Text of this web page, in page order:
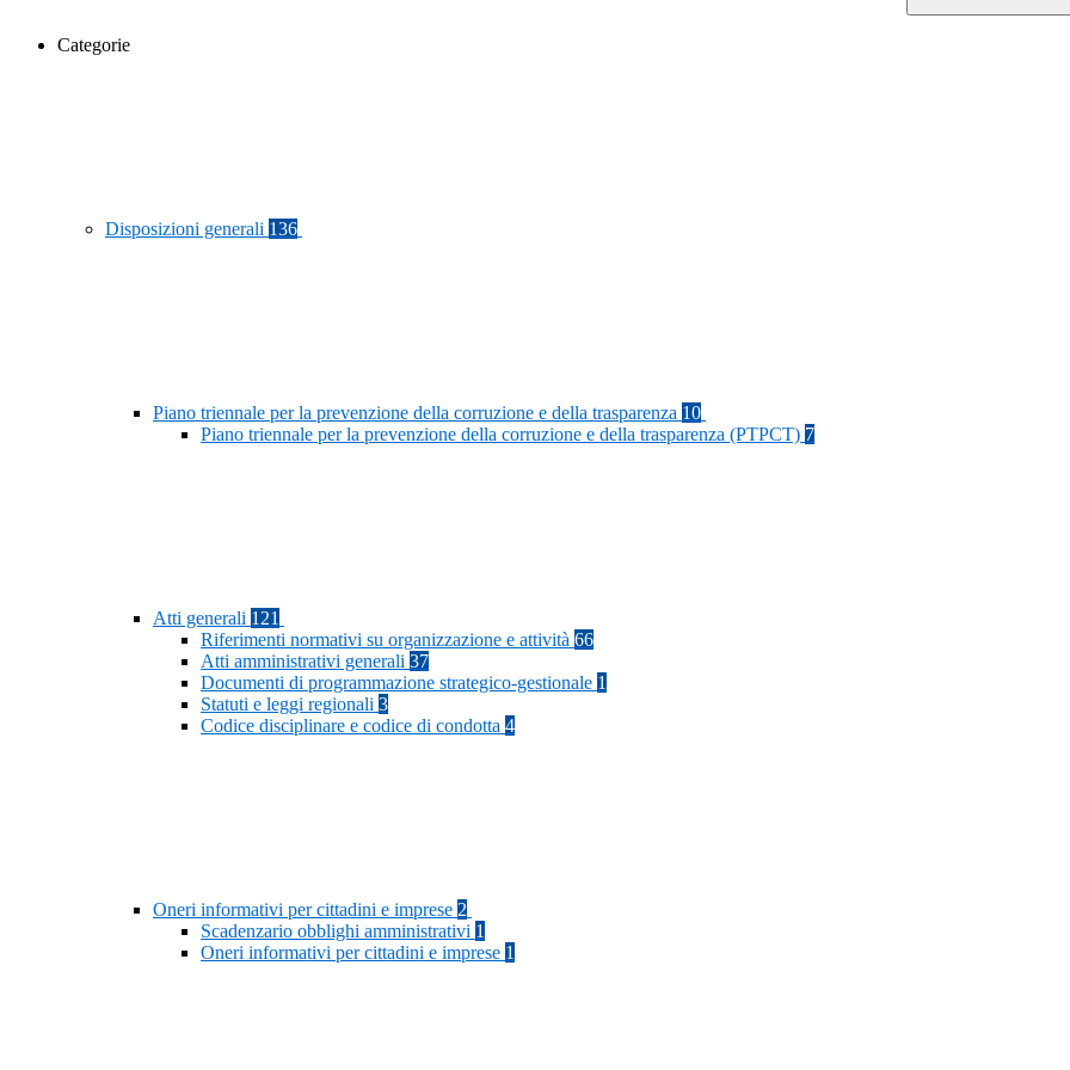
Categorie
Disposizioni generali 136
Piano triennale per la prevenzione della corruzione e della trasparenza 10
Piano triennale per la prevenzione della corruzione e della trasparenza (PTPCT) 7
Atti generali 121
Riferimenti normativi su organizzazione e attività 66
Atti amministrativi generali 37
Documenti di programmazione strategico-gestionale 1
Statuti e leggi regionali 3
Codice disciplinare e codice di condotta 4
Oneri informativi per cittadini e imprese 2
Scadenzario obblighi amministrativi 1
Oneri informativi per cittadini e imprese 1